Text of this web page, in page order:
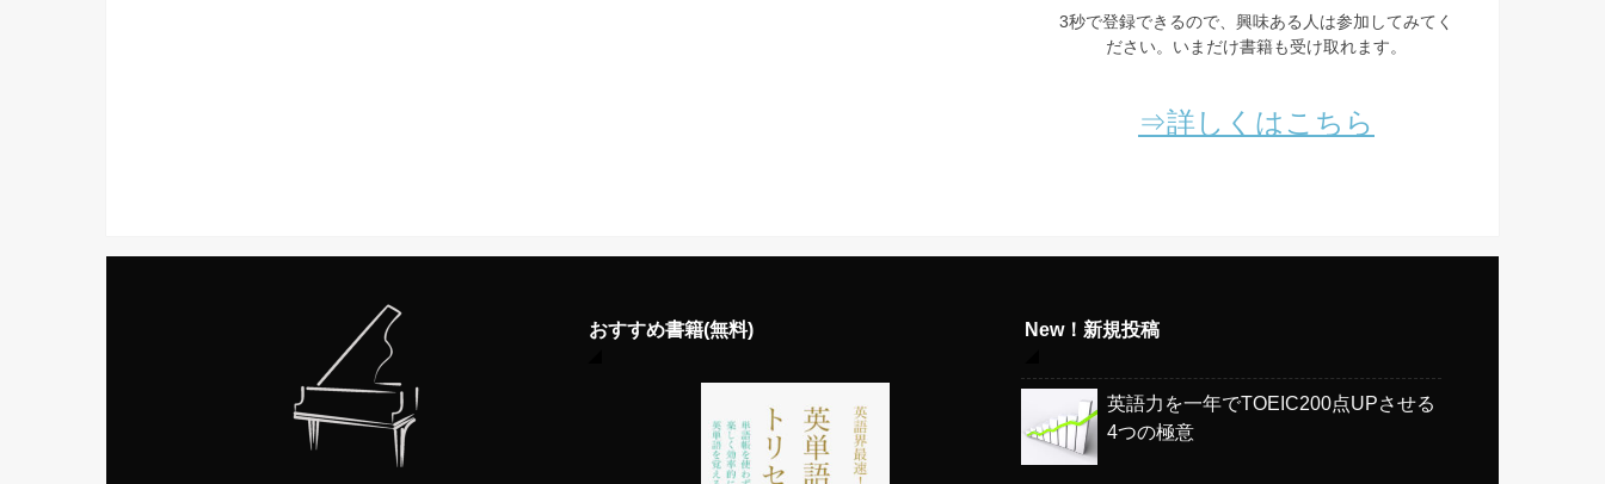
3秒で登録できるので、興味ある人は参加してみてく
ださい。いまだけ書籍も受け取れます。
⇒詳しくはこちら
おすすめ書籍(無料) New！新規投稿
英語力を一年でTOEIC200点UPさせる
4つの極意